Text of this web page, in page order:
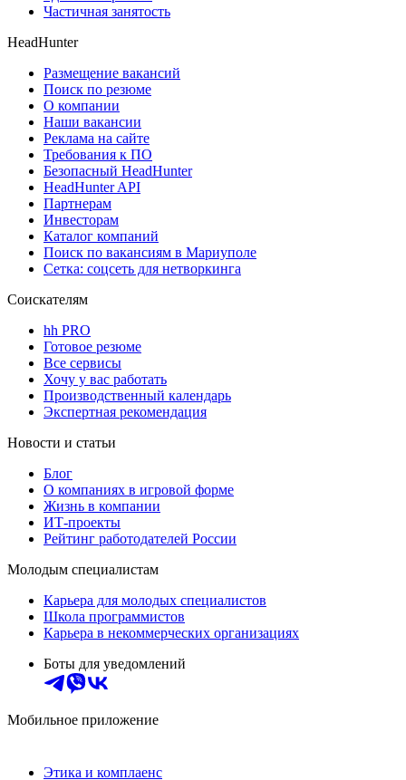
Частичная занятость
HeadHunter
Размещение вакансий
Поиск по резюме
О компании
Наши вакансии
Реклама на сайте
Требования к ПО
Безопасный HeadHunter
HeadHunter API
Партнерам
Инвесторам
Каталог компаний
Поиск по вакансиям в Мариуполе
Сетка: соцсеть для нетворкинга
Соискателям
hh PRO
Готовое резюме
Все сервисы
Хочу у вас работать
Производственный календарь
Экспертная рекомендация
Новости и статьи
Блог
О компаниях в игровой форме
Жизнь в компании
ИТ-проекты
Рейтинг работодателей России
Молодым специалистам
Карьера для молодых специалистов
Школа программистов
Карьера в некоммерческих организациях
Боты для уведомлений
Мобильное приложение
Этика и комплаенс